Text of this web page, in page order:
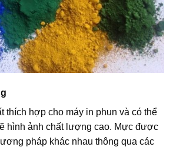
thích hợp cho máy in phun và có thể
hình ảnh chất lượng cao. Mực được
pháp khác nhau thông qua các